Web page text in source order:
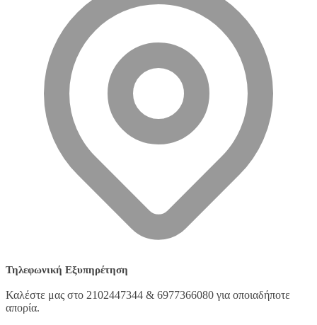
Τηλεφωνική Εξυπηρέτηση
Καλέστε μας στο 2102447344 & 6977366080 για οποιαδήποτε
απορία.